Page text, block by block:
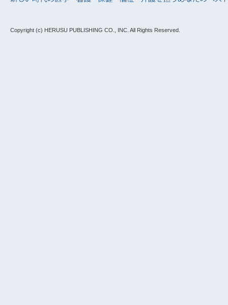
Copyright (c) HERUSU PUBLISHING CO., INC. All Rights Reserved.